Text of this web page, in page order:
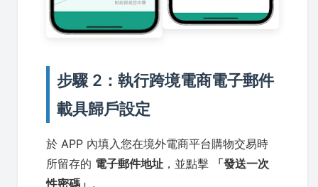
步驟 2：執行跨境電商電子郵件
載具歸戶設定
於 APP 內填入您在境外電商平台購物交易時
所留存的 電子郵件地址 ，並點擊
「發送一次
性密碼」 。